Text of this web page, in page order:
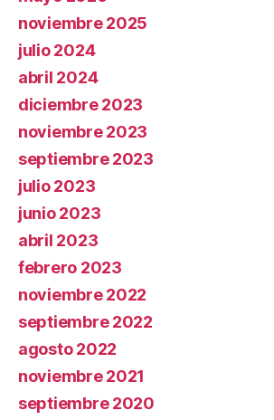
noviembre 2025
julio 2024
abril 2024
diciembre 2023
noviembre 2023
septiembre 2023
julio 2023
junio 2023
abril 2023
febrero 2023
noviembre 2022
septiembre 2022
agosto 2022
noviembre 2021
septiembre 2020